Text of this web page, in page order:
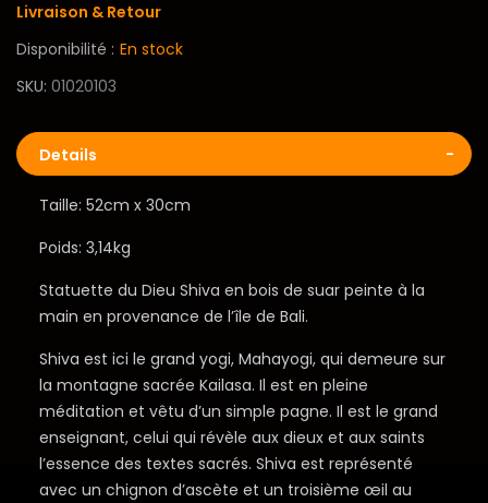
Livraison & Retour
Disponibilité : En stock
SKU 01020103
Details
Taille: 52cm x 30cm
Poids: 3,14kg
Statuette du Dieu Shiva en bois de suar peinte à la
main en provenance de l’île de Bali.
Shiva est ici le grand yogi, Mahayogi, qui demeure sur
la montagne sacrée Kailasa. Il est en pleine
méditation et vêtu d’un simple pagne. Il est le grand
enseignant, celui qui révèle aux dieux et aux saints
l’essence des textes sacrés. Shiva est représenté
avec un chignon d’ascète et un troisième œil au